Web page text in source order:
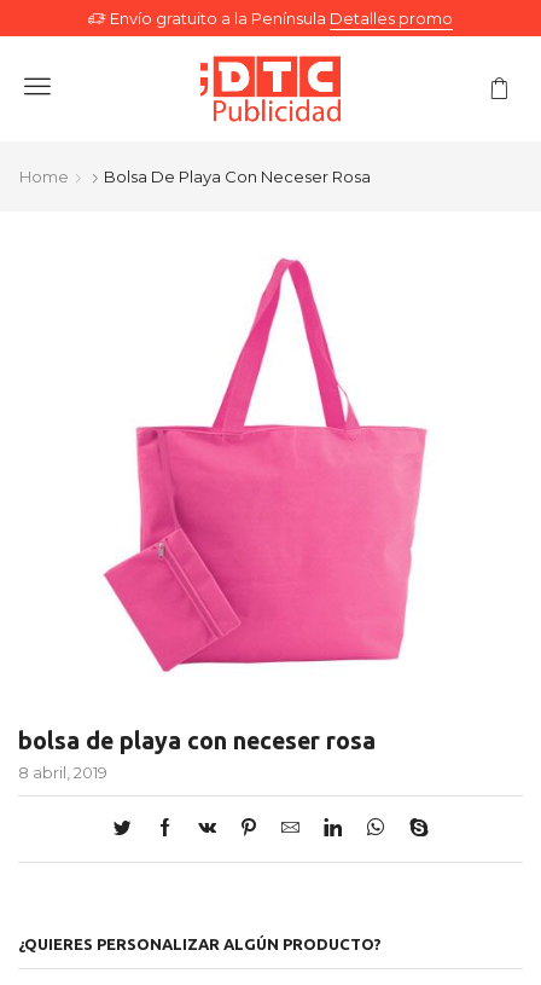
Envío gratuito a la Península Detalles promo
Menu
Home Bolsa De Playa Con Neceser Rosa
bolsa de playa con neceser rosa
8 abril, 2019
¿QUIERES PERSONALIZAR ALGÚN PRODUCTO?